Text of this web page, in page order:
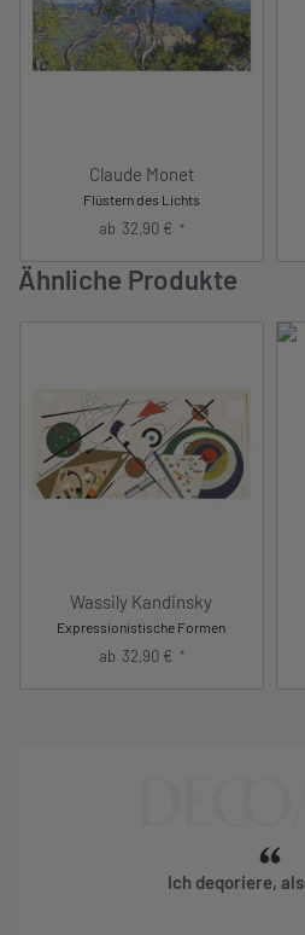
Claude Monet
Flüstern des Lichts
ab 32,90 € *
Ähnliche Produkte
Wassily Kandinsky
Expressionistische Formen
ab 32,90 € *
Ich deqoriere,